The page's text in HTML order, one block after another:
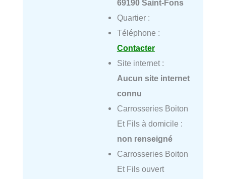
69190 Saint-Fons
Quartier :
Téléphone :
Contacter
Site internet :
Aucun site internet
connu
Carrosseries Boiton
Et Fils à domicile :
non renseigné
Carrosseries Boiton
Et Fils ouvert